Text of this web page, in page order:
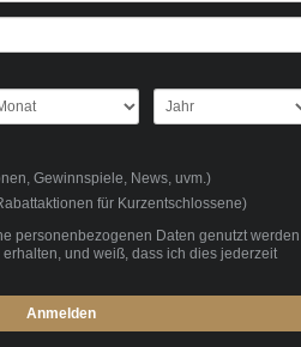
Gewinnspiele, News, uvm.)
für Kurzentschlossene)
personenbezogenen Daten genutzt
und weiß, dass ich dies jederzeit
Anmelden